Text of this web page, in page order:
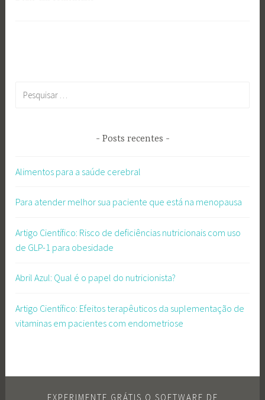
Posts recentes
Alimentos para a saúde cerebral
Para atender melhor sua paciente que está na menopausa
Artigo Científico: Risco de deficiências nutricionais com uso
de GLP-1 para obesidade
Abril Azul: Qual é o papel do nutricionista?
Artigo Científico: Efeitos terapêuticos da suplementação de
vitaminas em pacientes com endometriose
EXPERIMENTE GRÁTIS O SOFTWARE DE